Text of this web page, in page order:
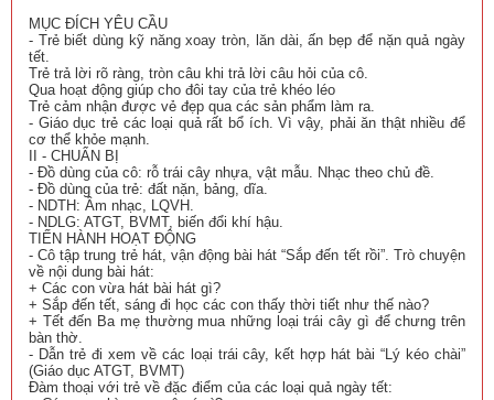
MỤC ĐÍCH YÊU CẦU
- Trẻ biết dùng kỹ năng xoay tròn, lăn dài, ấn bẹp để nặn quả ngày
tết.
Trẻ trả lời rõ ràng, tròn câu khi trả lời câu hỏi của cô.
Qua hoạt động giúp cho đôi tay của trẻ khéo léo
Trẻ cảm nhận được vẻ đẹp qua các sản phẩm làm ra.
- Giáo dục trẻ các loại quả rất bổ ích. Vì vậy, phải ăn thật nhiều để
cơ thể khỏe mạnh.
II - CHUẨN BỊ
- Đồ dùng của cô: rỗ trái cây nhựa, vật mẫu. Nhạc theo chủ đề.
- Đồ dùng của trẻ: đất nặn, bảng, dĩa.
- NDTH: Âm nhạc, LQVH.
- NDLG: ATGT, BVMT, biến đổi khí hậu.
TIẾN HÀNH HOẠT ĐỘNG
- Cô tập trung trẻ hát, vận động bài hát “Sắp đến tết rồi”. Trò chuyện
về nội dung bài hát:
+ Các con vừa hát bài hát gì?
+ Sắp đến tết, sáng đi học các con thấy thời tiết như thế nào?
+ Tết đến Ba mẹ thường mua những loại trái cây gì để chưng trên
bàn thờ.
- Dẫn trẻ đi xem về các loại trái cây, kết hợp hát bài “Lý kéo chài”
(Giáo dục ATGT, BVMT)
Đàm thoại với trẻ về đặc điểm của các loại quả ngày tết: